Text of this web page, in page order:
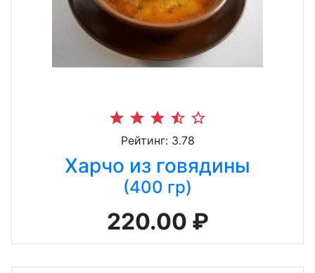
star star star star_half star_border
Рейтинг: 3.78
Харчо из говядины
(400 гр)
220.00 ₽